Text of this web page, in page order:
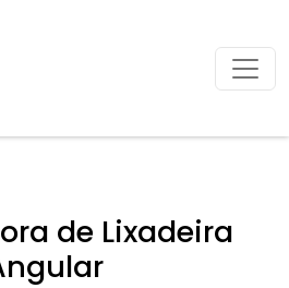
de Lixadeira